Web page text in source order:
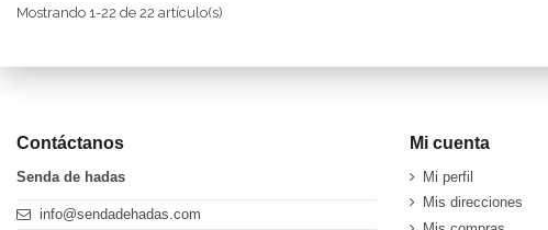
Mostrando 1-22 de 22 artículo(s)
Contáctanos
Senda de hadas
info@sendadehadas.com
Mi cuenta
Mi perfil
Mis direcciones